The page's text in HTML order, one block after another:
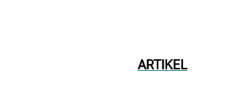
ARTIKEL